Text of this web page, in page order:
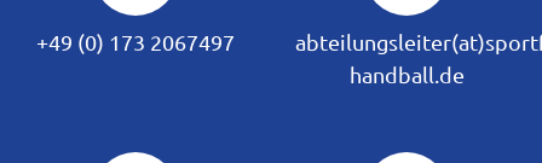
+49 (0) 173 2067497
handball.de